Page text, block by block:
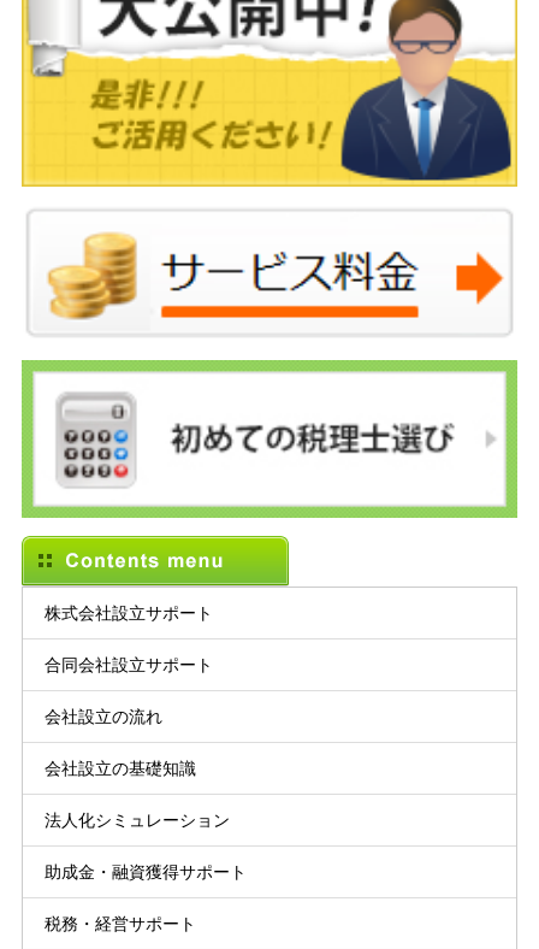
株式会社設立サポート
合同会社設立サポート
会社設立の流れ
会社設立の基礎知識
法人化シミュレーション
助成金・融資獲得サポート
税務・経営サポート